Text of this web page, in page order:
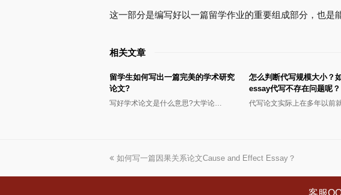
这一部分是编写好以一篇留学作业的重要组成部分，也是
相关文章
留学生如何写出一篇完美的学术研究
论文?
写好学术论文是什么意思?大学论…
怎么判断代写规模大小？
essay代写不存在问题呢？
代写论文实际上在多年以前
上
如何写一篇因果关系论文Cause and Effect Essay？
客服